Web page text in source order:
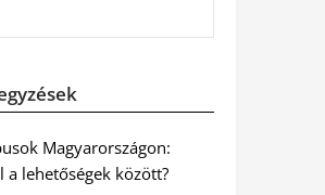
Magyarországon:
a lehetőségek között?